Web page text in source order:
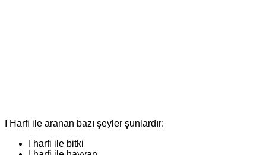
I Harfi ile aranan bazı şeyler şunlardır:
I harfi ile bitki